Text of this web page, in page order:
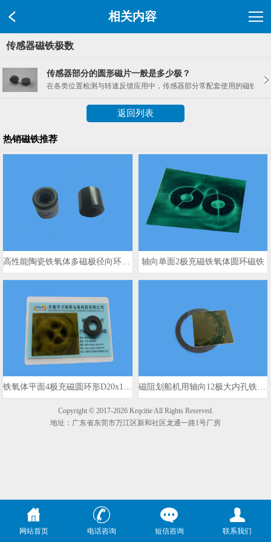
相关内容
传感器磁铁极数
传感器部分的圆形磁片一般是多少极？
在各类位置检测与转速反馈应用中，传感器部分常配套使用的磁铁形
返回列表
热销磁铁推荐
轴向单面2极充磁铁氧体圆环磁铁
铁氧体平面4极充磁圆环形D20x10x3mm 980gs 磁阻划船机用轴向12极大内孔铁氧体磁环
Copyright © 2017-2026 Krqcitie All Rights Reserved.
地址：广东省东莞市万江区新和社区龙通一路1号厂房
网站首页 电话咨询 短信咨询 联系我们